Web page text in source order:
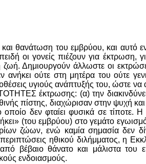
θανάτωση του εμβρύου, και αυτό
οι γονείς πιέζουν για
Δημιουργούν άλλωστε οι
ανήκει ούτε στη μητέρα του ούτε
υγιούς ανάπτυξής του, ώστε
έκτρωσης: (α) την
πίστης, διαχώρισαν στην ψυχή
δεν φταίει φυσικά σε
(του εμβρύου) στο γεμάτο
ζώων, ενώ καμία σημασία δεν
ηθικού διλήμματος, η
θάνατο και μάλιστα του
ενδοιασμούς.